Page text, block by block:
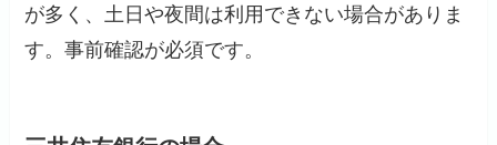
が多く、土日や夜間は利用できない場合がありま
す。事前確認が必須です。